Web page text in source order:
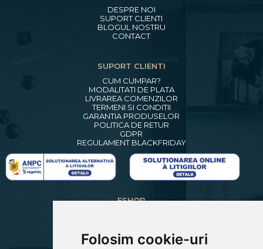
Folosim cookie-uri
DESPRE NOI
SUPORT CLIENTI
BLOGUL NOSTRU
CONTACT
SUPORT CLIENTI
CUM CUMPAR?
MODALITATI DE PLATA
LIVRAREA COMENZILOR
TERMENI SI CONDITII
GARANTIA PRODUSELOR
POLITICA DE RETUR
GDPR
REGULAMENT BLACKFRIDAY
ESHOP
RECUPERARE PAROLA